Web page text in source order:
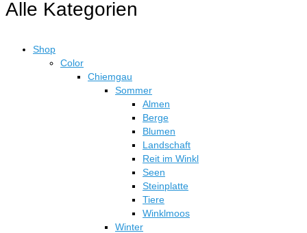
€324,50
der
Produktseite
gewählt
werden
Alle Kategorien
Shop
Color
Chiemgau
Sommer
Almen
Berge
Blumen
Landschaft
Reit im Winkl
Seen
Steinplatte
Tiere
Winklmoos
Winter